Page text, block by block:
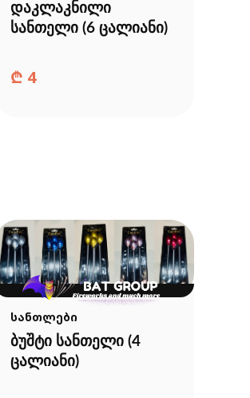
დაკლაკნილი
სანთელი (6 ცალიანი)
₾ 4
სანთლები
ბუშტი სანთელი (4
ცალიანი)